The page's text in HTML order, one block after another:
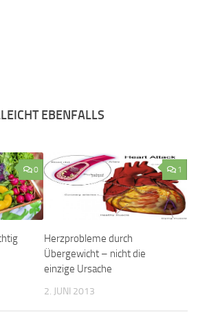
EBENFALLS
0 1
Herzprobleme durch
Übergewicht – nicht die
einzige Ursache
2. JUNI 2013